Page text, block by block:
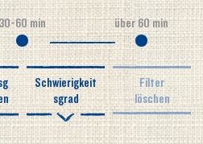
Aktuelle Links
Karriere
30-60 min über 60 min
Schwierigkeit
sgrad
Filter
löschen